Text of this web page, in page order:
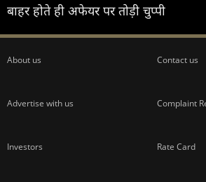
बाहर होते ही अफेयर पर तोड़ी चुप्पी
About us Contact us
Advertise with us Complaint
Investors Rate Card